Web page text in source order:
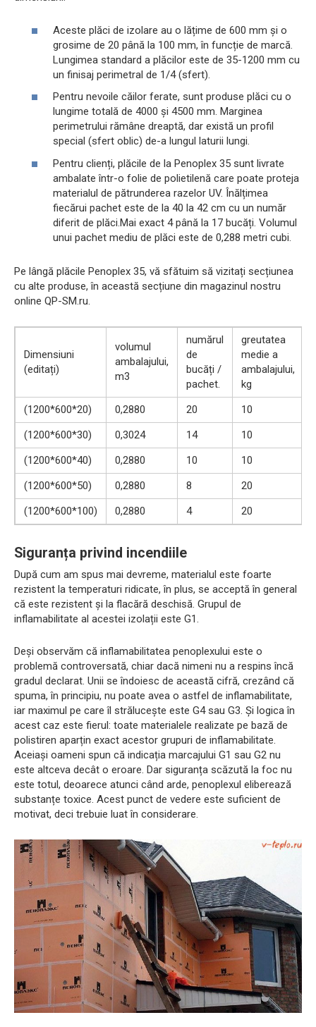
Aceste plăci de izolare au o lățime de 600 mm și o
grosime de 20 până la 100 mm, în funcție de marcă.
Lungimea standard a plăcilor este de 35-1200 mm cu
un finisaj perimetral de 1/4 (sfert).
Pentru nevoile căilor ferate, sunt produse plăci cu o
lungime totală de 4000 și 4500 mm. Marginea
perimetrului rămâne dreaptă, dar există un profil
special (sfert oblic) de-a lungul laturii lungi.
Pentru clienți, plăcile de la Penoplex 35 sunt livrate
ambalate într-o folie de polietilenă care poate proteja
materialul de pătrunderea razelor UV. Înălțimea
fiecărui pachet este de la 40 la 42 cm cu un număr
diferit de plăci.Mai exact 4 până la 17 bucăți. Volumul
unui pachet mediu de plăci este de 0,288 metri cubi.
Pe lângă plăcile Penoplex 35, vă sfătuim să vizitați secțiunea
cu alte produse, în această secțiune din magazinul nostru
online QP-SM.ru.
Dimensiuni
(editați)
volumul
ambalajului,
m3
numărul
de
bucăți /
pachet.
greutatea
medie a
ambalajului,
kg
(1200*600*20) 0,2880 20 10
(1200*600*30)
0,3024 14 10
(1200*600*40)
0,2880 10 10
(1200*600*50)
0,2880 8 20
(1200*600*100)
0,2880 4 20
Siguranța privind incendiile
După cum am spus mai devreme, materialul este foarte
rezistent la temperaturi ridicate, în plus, se acceptă în general
că este rezistent și la flacără deschisă. Grupul de
inflamabilitate al acestei izolații este G1.
Deși observăm că inflamabilitatea penoplexului este o
problemă controversată, chiar dacă nimeni nu a respins încă
gradul declarat. Unii se îndoiesc de această cifră, crezând că
spuma, în principiu, nu poate avea o astfel de inflamabilitate,
iar maximul pe care îl strălucește este G4 sau G3. Și logica în
acest caz este fierul: toate materialele realizate pe bază de
polistiren aparțin exact acestor grupuri de inflamabilitate.
Aceiași oameni spun că indicația marcajului G1 sau G2 nu
este altceva decât o eroare. Dar siguranța scăzută la foc nu
este totul, deoarece atunci când arde, penoplexul eliberează
substanțe toxice. Acest punct de vedere este suficient de
motivat, deci trebuie luat în considerare.